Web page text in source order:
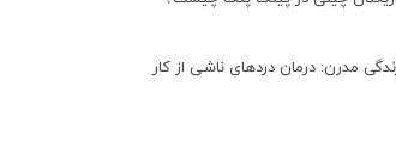
مدرن: درمان دردهای ناشی از کار